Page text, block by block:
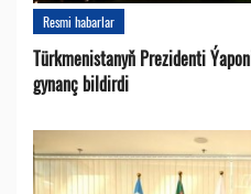
Resmi habarlar
Türkmenistanyň Prezidenti
gynanç bildirdi